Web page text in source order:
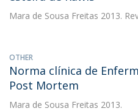
Mara de Sousa Freitas 2013.
OTHER
Norma clínica de
Post Mortem
Mara de Sousa Freitas 2013.